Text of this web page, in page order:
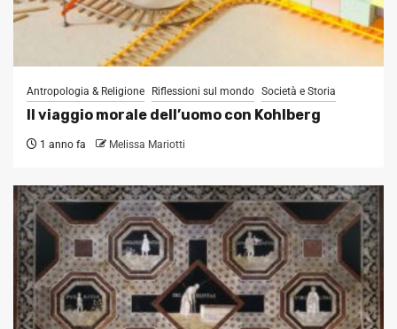
Antropologia & Religione Riflessioni sul mondo Società e Storia
Il viaggio morale dell’uomo con Kohlberg
1 anno fa Melissa Mariotti